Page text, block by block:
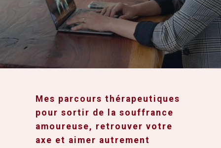
Mes parcours thérapeutiques
pour sortir de la souffrance
amoureuse, retrouver votre
axe et aimer autrement